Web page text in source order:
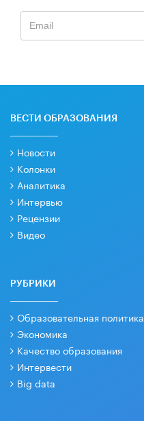
ВЕСТИ ОБРАЗОВАНИЯ
Новости
Колонки
Аналитика
Интервью
Рецензии
Видео
РУБРИКИ
Образовательная политика
Экономика
Качество образования
Интервести
Big data